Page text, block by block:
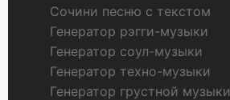
Сочини песню с текстом
Генератор рэгги-музыки
Генератор соул-музыки
Генератор техно-музыки
Генератор грустной музыки